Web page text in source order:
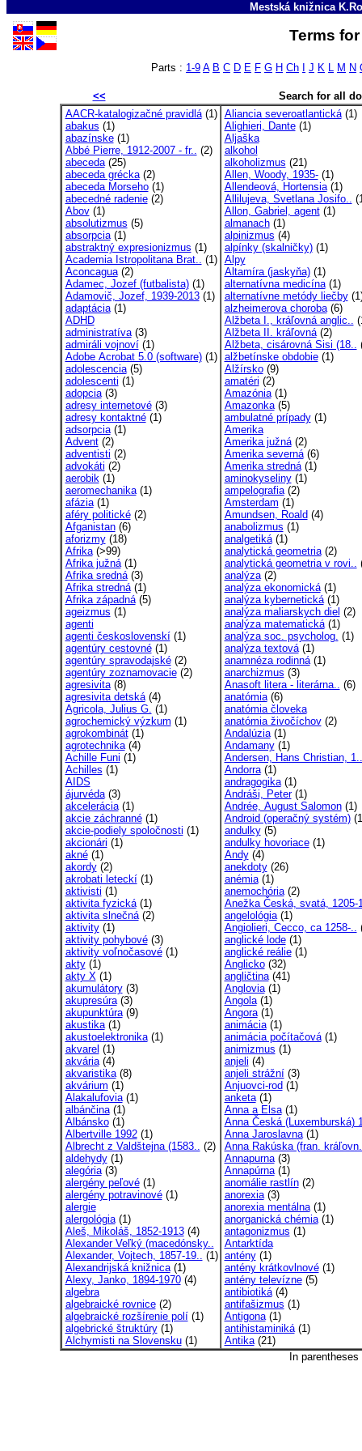
Mestská knižnica
Terms
Parts : 1-9 A B C D E F G H Ch J K L M N
<<
Search for all
AACR-katalogizačné pravidlá(1)
abakus (1)
abazínske(1)
Abbé Pierre, 1912-2007 - fr.. (2)
abeceda(25)
abeceda grécka(2)
abeceda Morseho(1)
abecedné radenie(2)
Abov(1)
absolutizmus (5)
absorpcia(1)
abstraktný expresionizmus (1)
Academia Istropolitana Brat.. (1)
Aconcagua(2)
Adamec, Jozef (futbalista)(1)
Adamovič, Jozef, 1939-2013(1)
adaptácia(1)
ADHD
administratíva(3)
admiráli vojnoví(1)
Adobe Acrobat 5.0 (software)(1)
adolescencia(5)
adolescenti (1)
adopcia(3)
adresy internetové(3)
adresy kontaktné(1)
adsorpcia(1)
Advent(2)
adventisti (2)
advokáti (2)
aerobik(1)
aeromechanika(1)
afázia(1)
aféry politické(2)
Afganistan(6)
aforizmy(18)
Afrika(>99)
Afrika južná(1)
Afrika sredná(3)
Afrika stredná(1)
Afrika západná(5)
ageizmus (1)
agenti
agenti československí(1)
agentúry cestovné(1)
agentúry spravodajské(2)
agentúry zoznamovacie(2)
agresivita(8)
agresivita detská(4)
Agricola, Julius G. (1)
agrochemický výzkum (1)
agrokombinát(1)
agrotechnika(4)
Achille Funi (1)
Achilles (1)
AIDS
ájurvéda(3)
akcelerácia(1)
akcie záchranné(1)
akcie-podiely spoločnosti (1)
akcionári (1)
akné(1)
akordy(2)
akrobati leteckí(1)
aktivisti (1)
aktivita fyzická(1)
aktivita slnečná(2)
aktivity(1)
aktivity pohybové(3)
aktivity voľnočasové(1)
akty(1)
akty X(1)
akumulátory(3)
akupresúra(3)
akupunktúra(9)
akustika(1)
akustoelektronika(1)
akvarel (1)
akvária(4)
akvaristika(8)
akvárium (1)
Alakalufovia(1)
albánčina(1)
Albánsko(1)
Albertville 1992(1)
Albrecht z Valdštejna (1583.. (2)
aldehydy(1)
alegória(3)
alergény peľové(1)
alergény potravinové(1)
alergie
alergológia(1)
Aleš, Mikoláš, 1852-1913(4)
Alexander Veľký (macedónsky..
Alexander, Vojtech, 1857-19.. (1)
Alexandrijská knižnica(1)
Alexy, Janko, 1894-1970(4)
algebra
algebraické rovnice(2)
algebraické rozšírenie polí(1)
algebrické štruktúry(1)
Alchymisti na Slovensku(1)
Aliancia severoatlantická(1)
Alighieri, Dante(1)
Aljaška
alkohol
alkoholizmus (21)
Allen, Woody, 1935-(1)
Allendeová, Hortensia(1)
Allilujeva, Svetlana Josifo..
Allon, Gabriel, agent(1)
almanach(1)
alpinizmus (4)
alpínky (skalničky)(1)
Alpy
Altamíra (jaskyňa)(1)
alternatívna medicína(1)
alternatívne metódy liečby
alzheimerova choroba(6)
Alžbeta I., kráľovná anglic..
Alžbeta II. kráľovná(2)
Alžbeta, cisárovná Sisi (18..
alžbetínske obdobie(1)
Alžírsko(9)
amatéri (2)
Amazónia(1)
Amazonka(5)
ambulatné prípady(1)
Amerika
Amerika južná(2)
Amerika severná(6)
Amerika stredná(1)
aminokyseliny(1)
ampelografia(2)
Amsterdam (1)
Amundsen, Roald (4)
anabolizmus (1)
analgetiká(1)
analytická geometria(2)
analytická geometria v rovi..
analýza(2)
analýza ekonomická(1)
analýza kybernetická(1)
analýza maliarskych diel (2)
analýza matematická(1)
analýza soc. psycholog. (1)
analýza textová(1)
anamnéza rodinná(1)
anarchizmus (3)
Anasoft litera - literárna.. (6)
anatómia(6)
anatómia človeka
anatómia živočíchov(2)
Andalúzia(1)
Andamany(1)
Andersen, Hans Christian, 1..
Andorra(1)
andragogika(1)
Andráši, Peter(1)
Andrée, August Salomon(1)
Android (operačný systém)
andulky(5)
andulky hovoriace(1)
Andy(4)
anekdoty(26)
anémia(1)
anemochória(2)
Anežka Česká, svatá, 1205-
angelológia(1)
Angiolieri, Cecco, ca 1258-..
anglické lode(1)
anglické reálie(1)
Anglicko(32)
angličtina(41)
Anglovia(1)
Angola(1)
Angora(1)
animácia(1)
animácia počítačová(1)
animizmus (1)
anjeli (4)
anjeli strážní(3)
Anjuovci-rod (1)
anketa(1)
Anna a Elsa(1)
Anna Česká (Luxemburská)
Anna Jaroslavna(1)
Anna Rakúska (fran.
Annapurna(3)
Annapúrna(1)
anomálie rastlín(2)
anorexia(3)
anorexia mentálna(1)
anorganická chémia(1)
antagonizmus (1)
Antarktída
antény(1)
antény krátkovlnové(1)
antény televízne(5)
antibiotiká(4)
antifašizmus (1)
Antigona(1)
antihistaminiká(1)
Antika(21)
In